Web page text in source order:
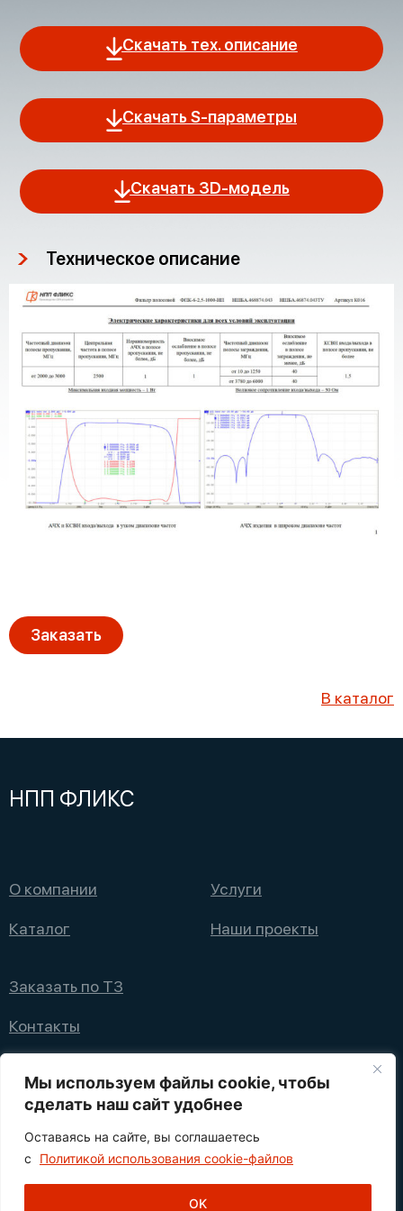
Мы используем файлы cookie, чтобы
сделать наш сайт удобнее
Оставаясь на сайте, вы соглашаетесь
с
Политикой использования cookie-файлов
OK
Скачать тех. описание
Скачать S-параметры
Скачать 3D-модель
Техническое описание
Заказать
В каталог
НПП ФЛИКС
О компании
Каталог
Услуги
Наши проекты
Заказать по ТЗ
Контакты
+7 (495) 008 08 12
info@nppfliks.ru
Политика конфиденциальности
© 2021—2025 НПП ФЛИКС